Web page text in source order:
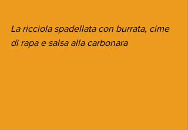
La ricciola spadellata con burrata, cime
di rapa e salsa alla carbonara